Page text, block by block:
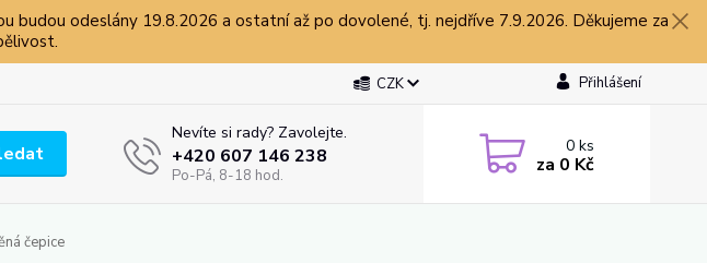
budou odeslány 19.8.2026 a ostatní až po dovolené, tj. nejdříve 7.9.2026. Děkujeme za
CZK Přihlášení
Nevíte si rady? Zavolejte.
+420 607 146 238
Po-Pá, 8-18 hod.
0ks
za 0 Kč
čepice